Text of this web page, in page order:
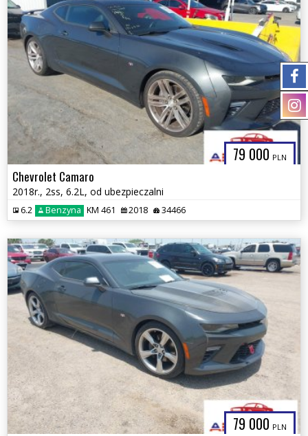
79 000 PLN
Chevrolet Camaro
2018r., 2ss, 6.2L, od ubezpieczalni
6.2 Benzyna KM 461 2018 34466
79 000 PLN